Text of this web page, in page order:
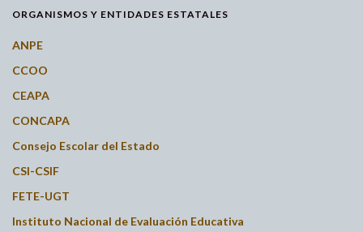
ORGANISMOS Y ENTIDADES ESTATALES
ANPE
CCOO
CEAPA
CONCAPA
Consejo Escolar del Estado
CSI-CSIF
FETE-UGT
Instituto Nacional de Evaluación Educativa